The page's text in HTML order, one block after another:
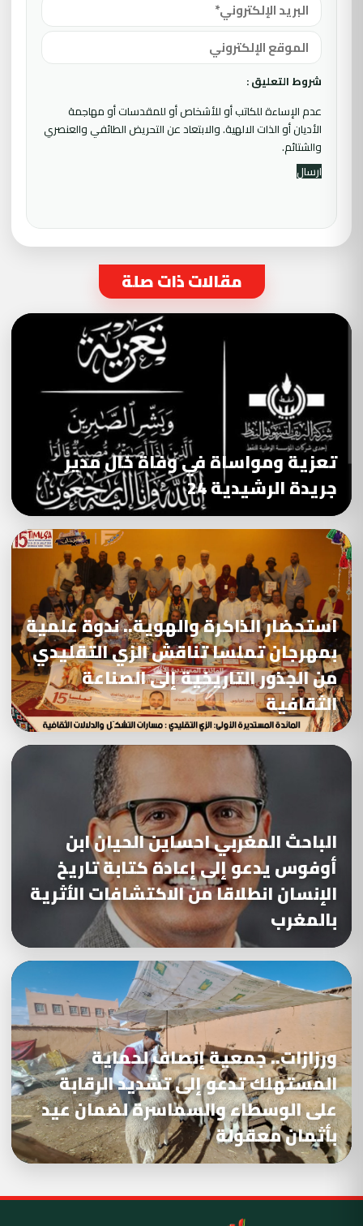
شروط التعليق :
عدم الإساءة للكاتب أو للأشخاص أو للمقدسات أو مهاجمة
الأديان أو الذات الالهية. والابتعاد عن التحريض الطائفي والعنصري
والشتائم.
مقالات ذات صلة
تعزية ومواساة في وفاة خال مدير
جريدة الرشيدية 24
استحضار الذاكرة والهوية.. ندوة علمية
بمهرجان تملسا تناقش الزي التقليدي
من الجذور التاريخية إلى الصناعة
الثقافية
الباحث المغربي احساين الحيان ابن
أوفوس يدعو إلى إعادة كتابة تاريخ
الإنسان انطلاقا من الاكتشافات الأثرية
بالمغرب
ورزازات.. جمعية إنصاف لحماية
المستهلك تدعو إلى تشديد الرقابة
على الوسطاء والسماسرة لضمان عيد
بأثمان معقولة